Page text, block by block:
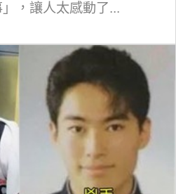
，讓人太感動了...